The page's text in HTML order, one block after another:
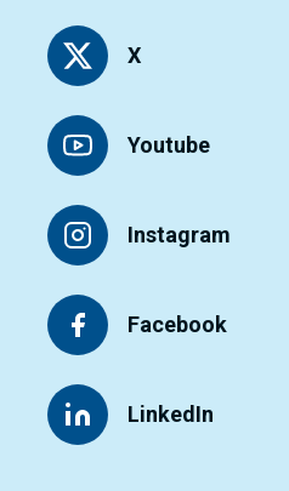
X
Youtube
Instagram
Facebook
LinkedIn